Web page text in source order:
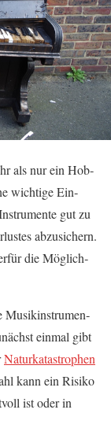
als nur ein Hob­
wich­ti­ge Ein­
gut zu
abzu­si­chern.
die Mög­lich­
Musik­in­stru­men­
ein­mal gibt
Natur­ka­ta­stro­phen
kann ein Risi­ko
ist oder in